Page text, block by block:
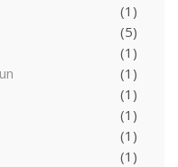
(1)
(5)
(1)
(1)
(1)
(1)
(1)
(1)